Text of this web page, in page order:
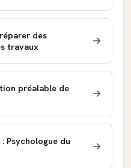
des
travaux
préalable de
Psychologue du